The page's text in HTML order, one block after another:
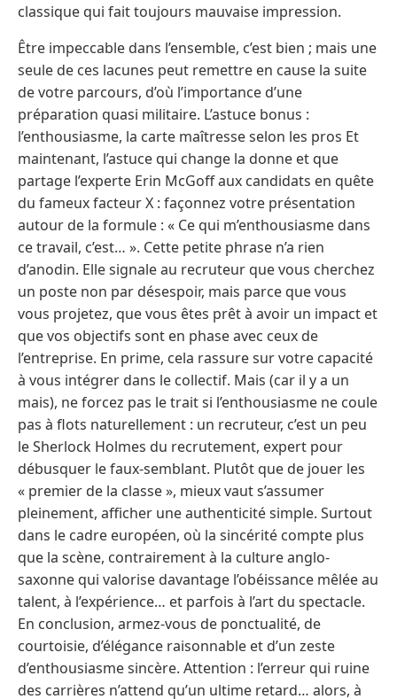
classique qui fait toujours mauvaise impression.
Être impeccable dans l’ensemble, c’est bien ; mais une
seule de ces lacunes peut remettre en cause la suite
de votre parcours, d’où l’importance d’une
préparation quasi militaire. L’astuce bonus :
l’enthousiasme, la carte maîtresse selon les pros Et
maintenant, l’astuce qui change la donne et que
partage l’experte Erin McGoff aux candidats en quête
du fameux facteur X : façonnez votre présentation
autour de la formule : « Ce qui m’enthousiasme dans
ce travail, c’est… ». Cette petite phrase n’a rien
d’anodin. Elle signale au recruteur que vous cherchez
un poste non par désespoir, mais parce que vous
vous projetez, que vous êtes prêt à avoir un impact et
que vos objectifs sont en phase avec ceux de
l’entreprise. En prime, cela rassure sur votre capacité
à vous intégrer dans le collectif. Mais (car il y a un
mais), ne forcez pas le trait si l’enthousiasme ne coule
pas à flots naturellement : un recruteur, c’est un peu
le Sherlock Holmes du recrutement, expert pour
débusquer le faux-semblant. Plutôt que de jouer les
« premier de la classe », mieux vaut s’assumer
pleinement, afficher une authenticité simple. Surtout
dans le cadre européen, où la sincérité compte plus
que la scène, contrairement à la culture anglo-
saxonne qui valorise davantage l’obéissance mêlée au
talent, à l’expérience… et parfois à l’art du spectacle.
En conclusion, armez-vous de ponctualité, de
courtoisie, d’élégance raisonnable et d’un zeste
d’enthousiasme sincère. Attention : l’erreur qui ruine
des carrières n’attend qu’un ultime retard… alors, à